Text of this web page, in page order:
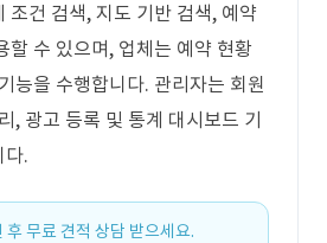
조건 검색, 지도 기반 검색, 예약
할 수 있으며, 업체는 예약 현황
능을 수행합니다. 관리자는 회원
, 광고 등록 및 통계 대시보드 기
다.
후 무료 견적 상담 받으세요.